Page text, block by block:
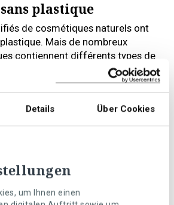
Details Über Cookies
um Ihnen einen
plastique
de cosmétiques naturels ont
Mais de nombreux
contiennent différents types de
avec attention les composants
dans les cosmétiques sont les
(PE), polypropylène (PP),
mêmes vos cosmétiques. Ainsi,
tasse de gros sel de mer et une
vous obtenez un peeling aussi